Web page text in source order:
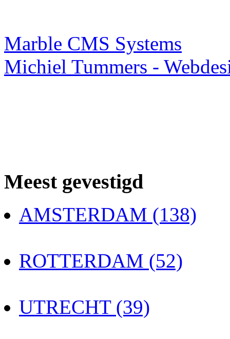
Marble CMS Systems
Michiel Tummers -
Meest gevestigd
AMSTERDAM (138)
ROTTERDAM (52)
UTRECHT (39)